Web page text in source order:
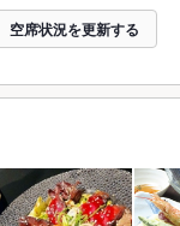
空席状況を更新する